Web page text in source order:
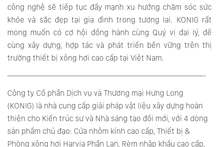
công nghệ sẽ tiếp tục đẩy mạnh xu hướng chăm sóc sức
khỏe và sắc đẹp tại gia đình trong tương lai. KONIG rất
mong muốn có cơ hội đồng hành cùng Quý vị đại lý, để
cùng xây dựng, hợp tác và phát triển bền vững trên thị
trường thiết bị xông hơi cao cấp tại Việt Nam.
—————————————————————————-
Công ty Cổ phần Dịch vụ và Thương mại Hưng Long
(KONIG) là nhà cung cấp giải pháp vật liệu xây dựng hoàn
thiện cho Kiến trúc sư và Nhà sáng tạo đổi mới, với 4 dòng
sản phẩm chủ đạo: Cửa nhôm kính cao cấp, Thiết bị &
Phòng xông hơi Harvia Phần Lan, Rèm nhập khẩu cao cấp,